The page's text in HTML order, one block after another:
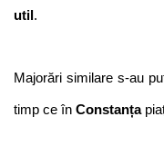
util .
Majorări similare s-au
timp ce în Constanța